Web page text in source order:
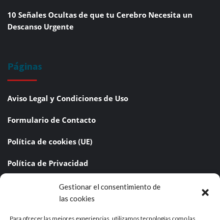
Gestionar el consentimiento de
las cookies
Para ofrecer las mejores experiencias, utilizamos tecnologías como las
10 Señales Ocultas de que tu Cerebro Necesita un
Descanso Urgente
Páginas
Aviso Legal y Condiciones de Uso
Formulario de Contacto
Política de cookies (UE)
Política de Privacidad
Redes Sociales